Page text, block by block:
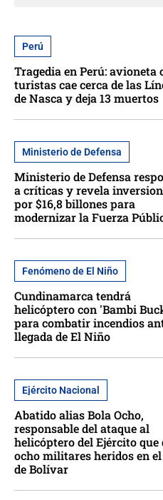
Perú
Tragedia en Perú: avioneta
turistas cae cerca de las
de Nasca y deja 13 muertos
Ministerio de Defensa
Ministerio de Defensa
a críticas y revela
por $16,8 billones para
modernizar la Fuerza
Fenómeno de El Niño
Cundinamarca tendrá
helicóptero con 'Bambi
para combatir incendios
llegada de El Niño
Ejército Nacional
Abatido alias Bola Ocho,
responsable del ataque al
helicóptero del Ejército que
ocho militares heridos en
de Bolívar